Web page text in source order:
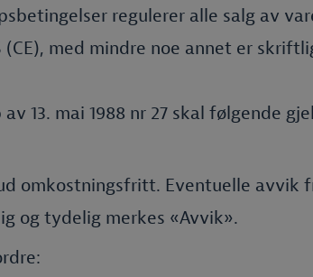
regulerer alle salg av
(CE), med mindre noe annet er
13. mai 1988 nr 27 skal følgende
omkostningsfritt. Eventuelle avvik
og tydelig merkes «Avvik».